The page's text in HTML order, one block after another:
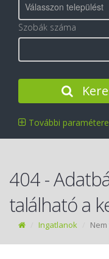
Válasszon települést
Szobák száma
További
404 -
található a
Ingatlanok